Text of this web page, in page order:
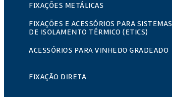
FIXAÇÕES METÁLICAS
FIXAÇÕES E ACESSÓRIOS PARA SISTEMAS
DE ISOLAMENTO TÉRMICO (ETICS)
ACESSÓRIOS PARA VINHEDO GRADEADO
FIXAÇÃO DIRETA